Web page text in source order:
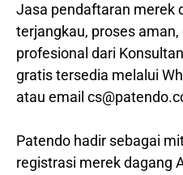
Jasa pendaftaran merek
terjangkau, proses
profesional dari
gratis tersedia melalui
atau email
Patendo hadir sebagai
registrasi merek dagang